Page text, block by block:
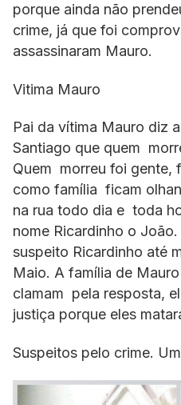
porque ainda não
crime, já que foi
assassinaram Mauro.
Vitima Mauro
Pai da vítima Mauro diz
Santiago que quem
Quem morreu foi gente,
como família ficam
na rua todo dia e toda
nome Ricardinho o
suspeito Ricardinho até
Maio. A família de
clamam pela resposta,
justiça porque eles
Suspeitos pelo crime.